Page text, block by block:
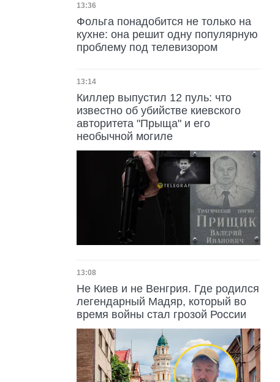
Дата публикации
13:36
Фольга понадобится не только на
кухне: она решит одну популярную
проблему под телевизором
Дата публикации
13:14
Киллер выпустил 12 пуль: что
известно об убийстве киевского
авторитета "Прыща" и его
необычной могиле
Дата публикации
13:08
Не Киев и не Венгрия. Где родился
легендарный Мадяр, который во
время войны стал грозой России